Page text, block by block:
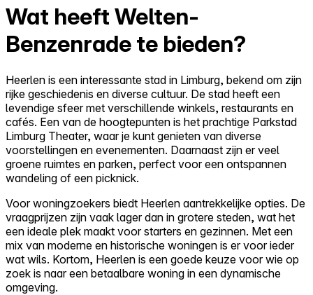
Wat heeft Welten-
Benzenrade te bieden?
Heerlen is een interessante stad in Limburg, bekend om zijn
rijke geschiedenis en diverse cultuur. De stad heeft een
levendige sfeer met verschillende winkels, restaurants en
cafés. Een van de hoogtepunten is het prachtige Parkstad
Limburg Theater, waar je kunt genieten van diverse
voorstellingen en evenementen. Daarnaast zijn er veel
groene ruimtes en parken, perfect voor een ontspannen
wandeling of een picknick.
Voor woningzoekers biedt Heerlen aantrekkelijke opties. De
vraagprijzen zijn vaak lager dan in grotere steden, wat het
een ideale plek maakt voor starters en gezinnen. Met een
mix van moderne en historische woningen is er voor ieder
wat wils. Kortom, Heerlen is een goede keuze voor wie op
zoek is naar een betaalbare woning in een dynamische
omgeving.